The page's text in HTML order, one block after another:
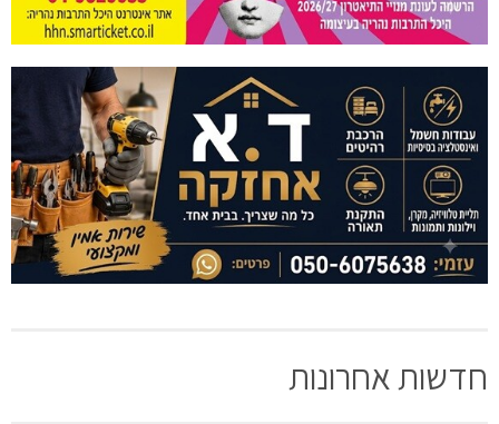
חדשות אחרונות